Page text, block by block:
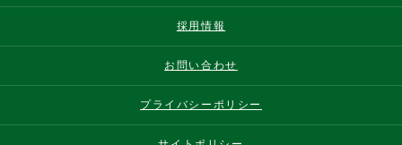
採用情報
お問い合わせ
プライバシーポリシー